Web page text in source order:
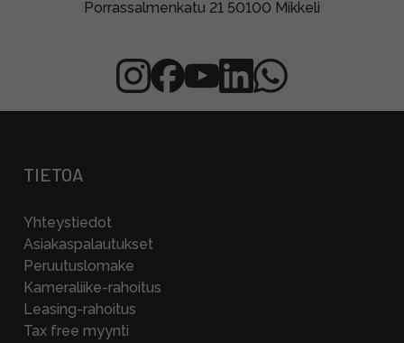
Porrassalmenkatu 21 50100 Mikkeli
TIETOA
Yhteystiedot
Asiakaspalautukset
Peruutuslomake
Kameraliike-rahoitus
Leasing-rahoitus
Tax free myynti